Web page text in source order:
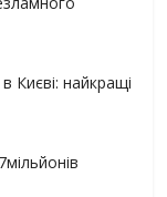
Києві: найкращі